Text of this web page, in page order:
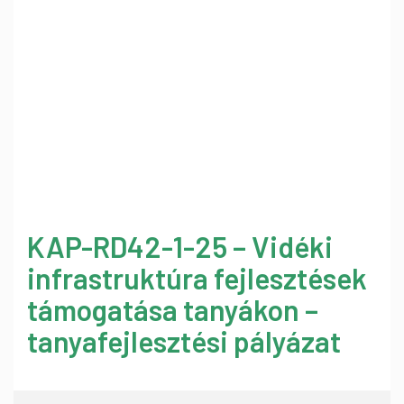
KAP-RD42-1-25 – Vidéki
infrastruktúra fejlesztések
támogatása tanyákon –
tanyafejlesztési pályázat